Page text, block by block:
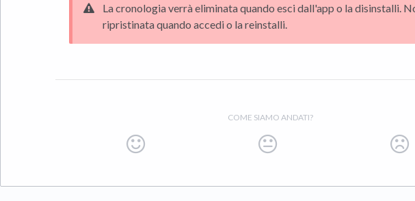
La cronologia verrà eliminata quando esci dall'app o la disinstalli.
ripristinata quando accedi o la reinstalli.
COME SIAMO ANDATI?